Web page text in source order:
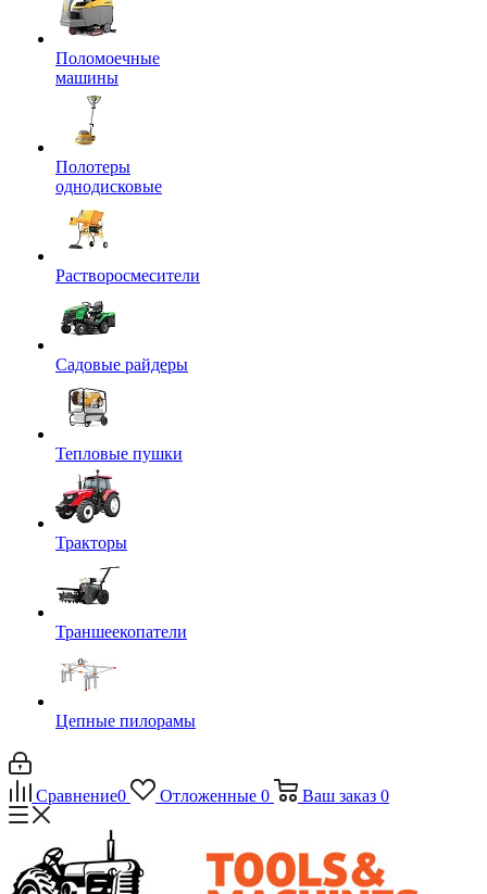
Поломоечные
машины
Полотеры
однодисковые
Растворосмесители
Садовые райдеры
Тепловые пушки
Тракторы
Траншеекопатели
Цепные пилорамы
Сравнение0 Отложенные 0 Ваш заказ 0